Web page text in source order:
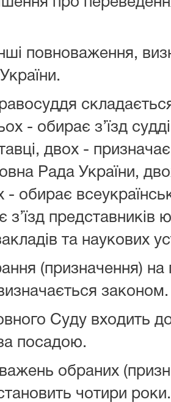
повноваження,
- обирає з’їзд
двох -
Рада України,
- обирає
з’їзд представників
та наукових
(призначення)
законом.
Суду входить
посадою.
обраних
чотири